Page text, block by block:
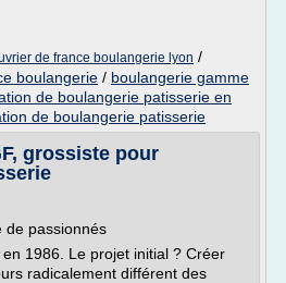
de france boulangerie lyon /
boulangerie / boulangerie gamme
de boulangerie patisserie en
de boulangerie patisserie
grossiste pour
de passionnés
1986. Le projet initial ? Créer
radicalement différent des